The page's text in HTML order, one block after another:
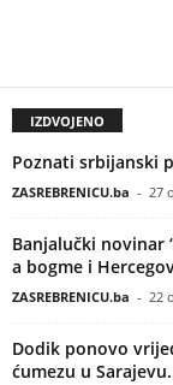
IZDVOJENO
Poznati srbijanski
ZASREBRENICU.ba - 27
Banjalučki novinar
a bogme i
ZASREBRENICU.ba - 22
Dodik ponovo
ćumezu u